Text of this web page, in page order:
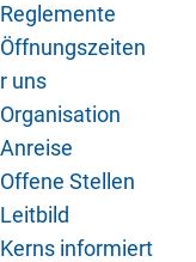
Reglemente
Öffnungszeiten
uns
Organisation
Anreise
Offene Stellen
Leitbild
Kerns informiert